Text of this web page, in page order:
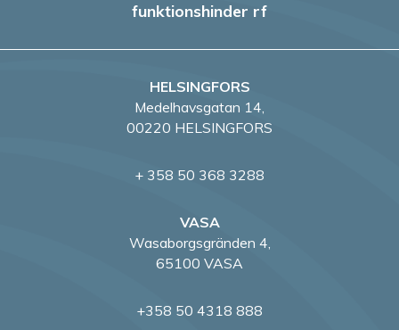
funktionshinder rf
HELSINGFORS
Medelhavsgatan 14,
00220 HELSINGFORS
+ 358 50 368 3288
VASA
Wasaborgsgränden 4,
65100 VASA
+358 50 4318 888